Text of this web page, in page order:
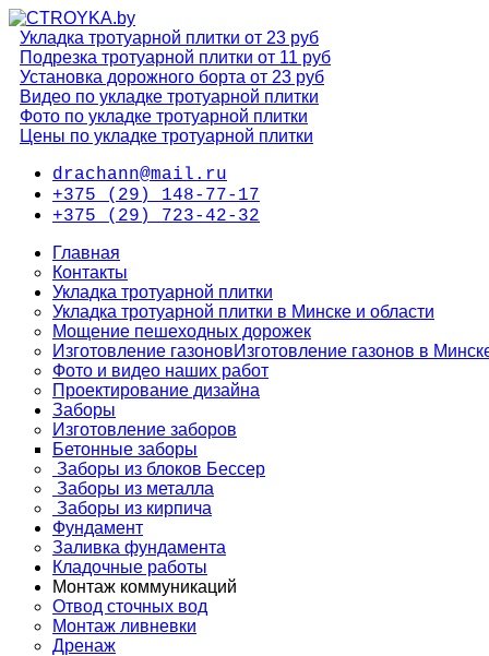
Укладка тротуарной плитки от 23 руб
Подрезка тротуарной плитки от 11 руб
Установка дорожного борта от 23 руб
Видео по укладке тротуарной плитки
Фото по укладке тротуарной плитки
Цены по укладке тротуарной плитки
drachann@mail.ru
+375 (29) 148-77-17
+375 (29) 723-42-32
Главная
Контакты
Укладка тротуарной плитки
Укладка тротуарной плитки в Минске и области
Мощение пешеходных дорожек
Изготовление газоновИзготовление газонов в
Фото и видео наших работ
Проектирование дизайна
Заборы
Изготовление заборов
Бетонные заборы
Заборы из блоков Бессер
Заборы из металла
Заборы из кирпича
Фундамент
Заливка фундамента
Кладочные работы
Монтаж коммуникаций
Отвод сточных вод
Монтаж ливневки
Дренаж